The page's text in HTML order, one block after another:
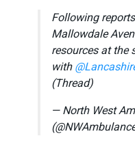
Following
Mallowdale
resources at the
with
(Thread)
— North West